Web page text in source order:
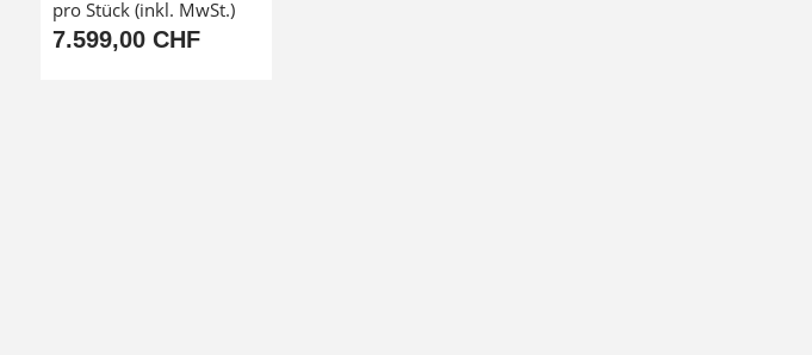
pro Stück (inkl. MwSt.)
7.599,00 CHF